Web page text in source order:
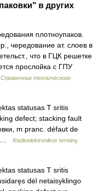
в других
плотноупаков.
чередование ат. слоев в
что в ГЦК решетке
прослойка с ГПУ
Справочник технического
statusas T sritis
defect; stacking fault
m pranc. défaut de
…
Radioelektronikos terminų
statusas T sritis
dėl netaisyklingo